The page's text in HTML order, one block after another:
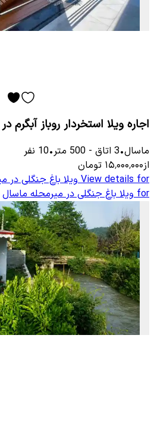
اجاره ویلا استخردار روباز
ماسال•
3 اتاق -
500 متر•
10 نفر
از۱۵٬۰۰۰٬۰۰۰ تومان
View details for ویلا باغ جنگلی در
for ویلا باغ جنگلی در میرمحله ماسال